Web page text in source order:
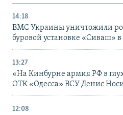
14:18
ВМС Украины уничтожили
буровой установке «Сиваш»
13:27
«На Кинбурне армия РФ в
ОТК «Одесса» ВСУ Денис
12:08